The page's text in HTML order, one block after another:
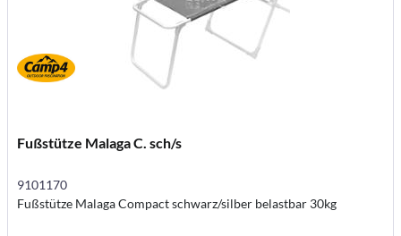
Fußstütze Malaga C. sch/s
9101170
Fußstütze Malaga Compact schwarz/silber belastbar 30kg